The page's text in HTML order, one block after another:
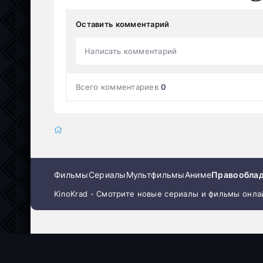
Оставить комментарий
Написать комментарий
Всего комментариев0
ФильмыСериалыМультфильмыАниме
KinoKrad - Смотрите новые сериалы и фильмы